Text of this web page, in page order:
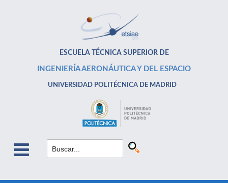
ESCUELA TÉCNICA SUPERIOR DE
INGENIERÍA AERONÁUTICA Y DEL ESPACIO
UNIVERSIDAD POLITÉCNICA DE MADRID